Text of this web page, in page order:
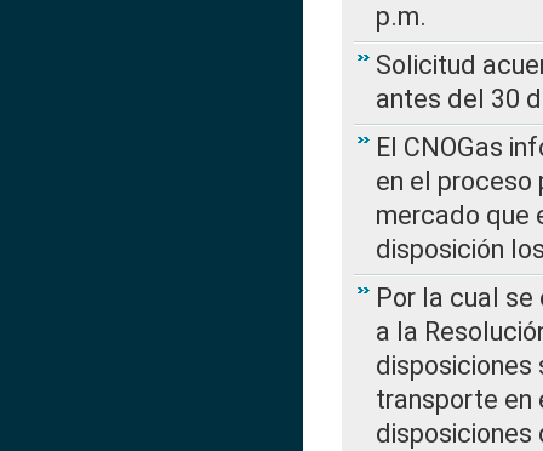
p.m.
Solicitud
antes del 30
El CNOGas
en el
mercado que
disposición
Por la cual se
a la
disposiciones
transporte en
disposiciones